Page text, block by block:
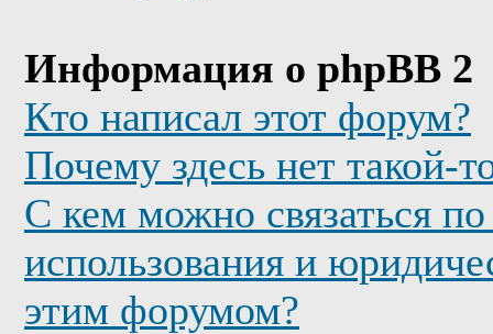
Информация о phpBB 2
Кто написал этот форум?
Почему здесь нет такой-
С кем можно связаться
использования и
этим форумом?